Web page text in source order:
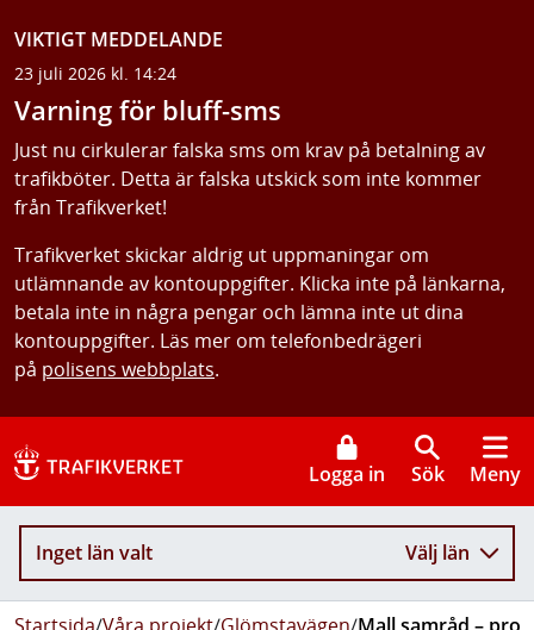
VIKTIGT MEDDELANDE
23 juli 2026 kl. 14:24
Varning för bluff-sms
Just nu cirkulerar falska sms om krav på betalning av
trafikböter. Detta är falska utskick som inte kommer
från Trafikverket!
Trafikverket skickar aldrig ut uppmaningar om
utlämnande av kontouppgifter. Klicka inte på länkarna,
betala inte in några pengar och lämna inte ut dina
kontouppgifter. Läs mer om telefonbedrägeri
på polisens webbplats.
Logga in Sök Meny
Inget län valt Välj län
Startsida/Våra projekt/Glömstavägen/Mall samråd –